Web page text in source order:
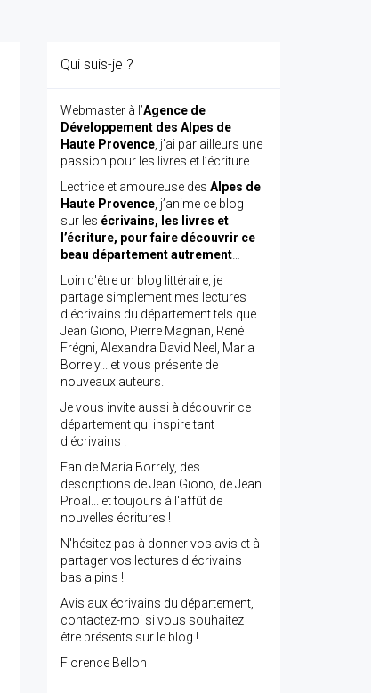
Qui suis-je ?
Webmaster à l’Agence de
Développement des Alpes de
Haute Provence, j’ai par ailleurs une
passion pour les livres et l’écriture.
Lectrice et amoureuse des Alpes de
Haute Provence, j’anime ce blog
sur les écrivains, les livres et
l’écriture, pour faire découvrir ce
beau département autrement…
Loin d'être un blog littéraire, je
partage simplement mes lectures
d'écrivains du département tels que
Jean Giono, Pierre Magnan, René
Frégni, Alexandra David Neel, Maria
Borrely... et vous présente de
nouveaux auteurs.
Je vous invite aussi à découvrir ce
département qui inspire tant
d'écrivains !
Fan de Maria Borrely, des
descriptions de Jean Giono, de Jean
Proal... et toujours à l'affût de
nouvelles écritures !
N'hésitez pas à donner vos avis et à
partager vos lectures d'écrivains
bas alpins !
Avis aux écrivains du département,
contactez-moi si vous souhaitez
être présents sur le blog !
Florence Bellon